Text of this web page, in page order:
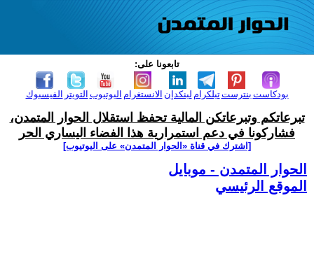
تابعونا على:
الفيسبوك التويتر اليوتيوب الانستغرام لينكدإن تيلكرامبنترست بودكاست
تبرعاتكم وتبرعاتكن المالية تحفظ استقلال الحوار المتمدن،
فشاركونا في دعم استمرارية هذا الفضاء اليساري الحر
[اشترك في قناة ‫«الحوار المتمدن» على اليوتيوب]
الحوار المتمدن - موبايل
الموقع الرئيسي